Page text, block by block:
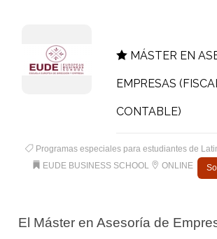
MÁSTER EN
EMPRESAS
CONTABLE)
Programas especiales para estudiantes de
EUDE BUSINESS SCHOOL
ONLINE
El Máster en Asesoría de